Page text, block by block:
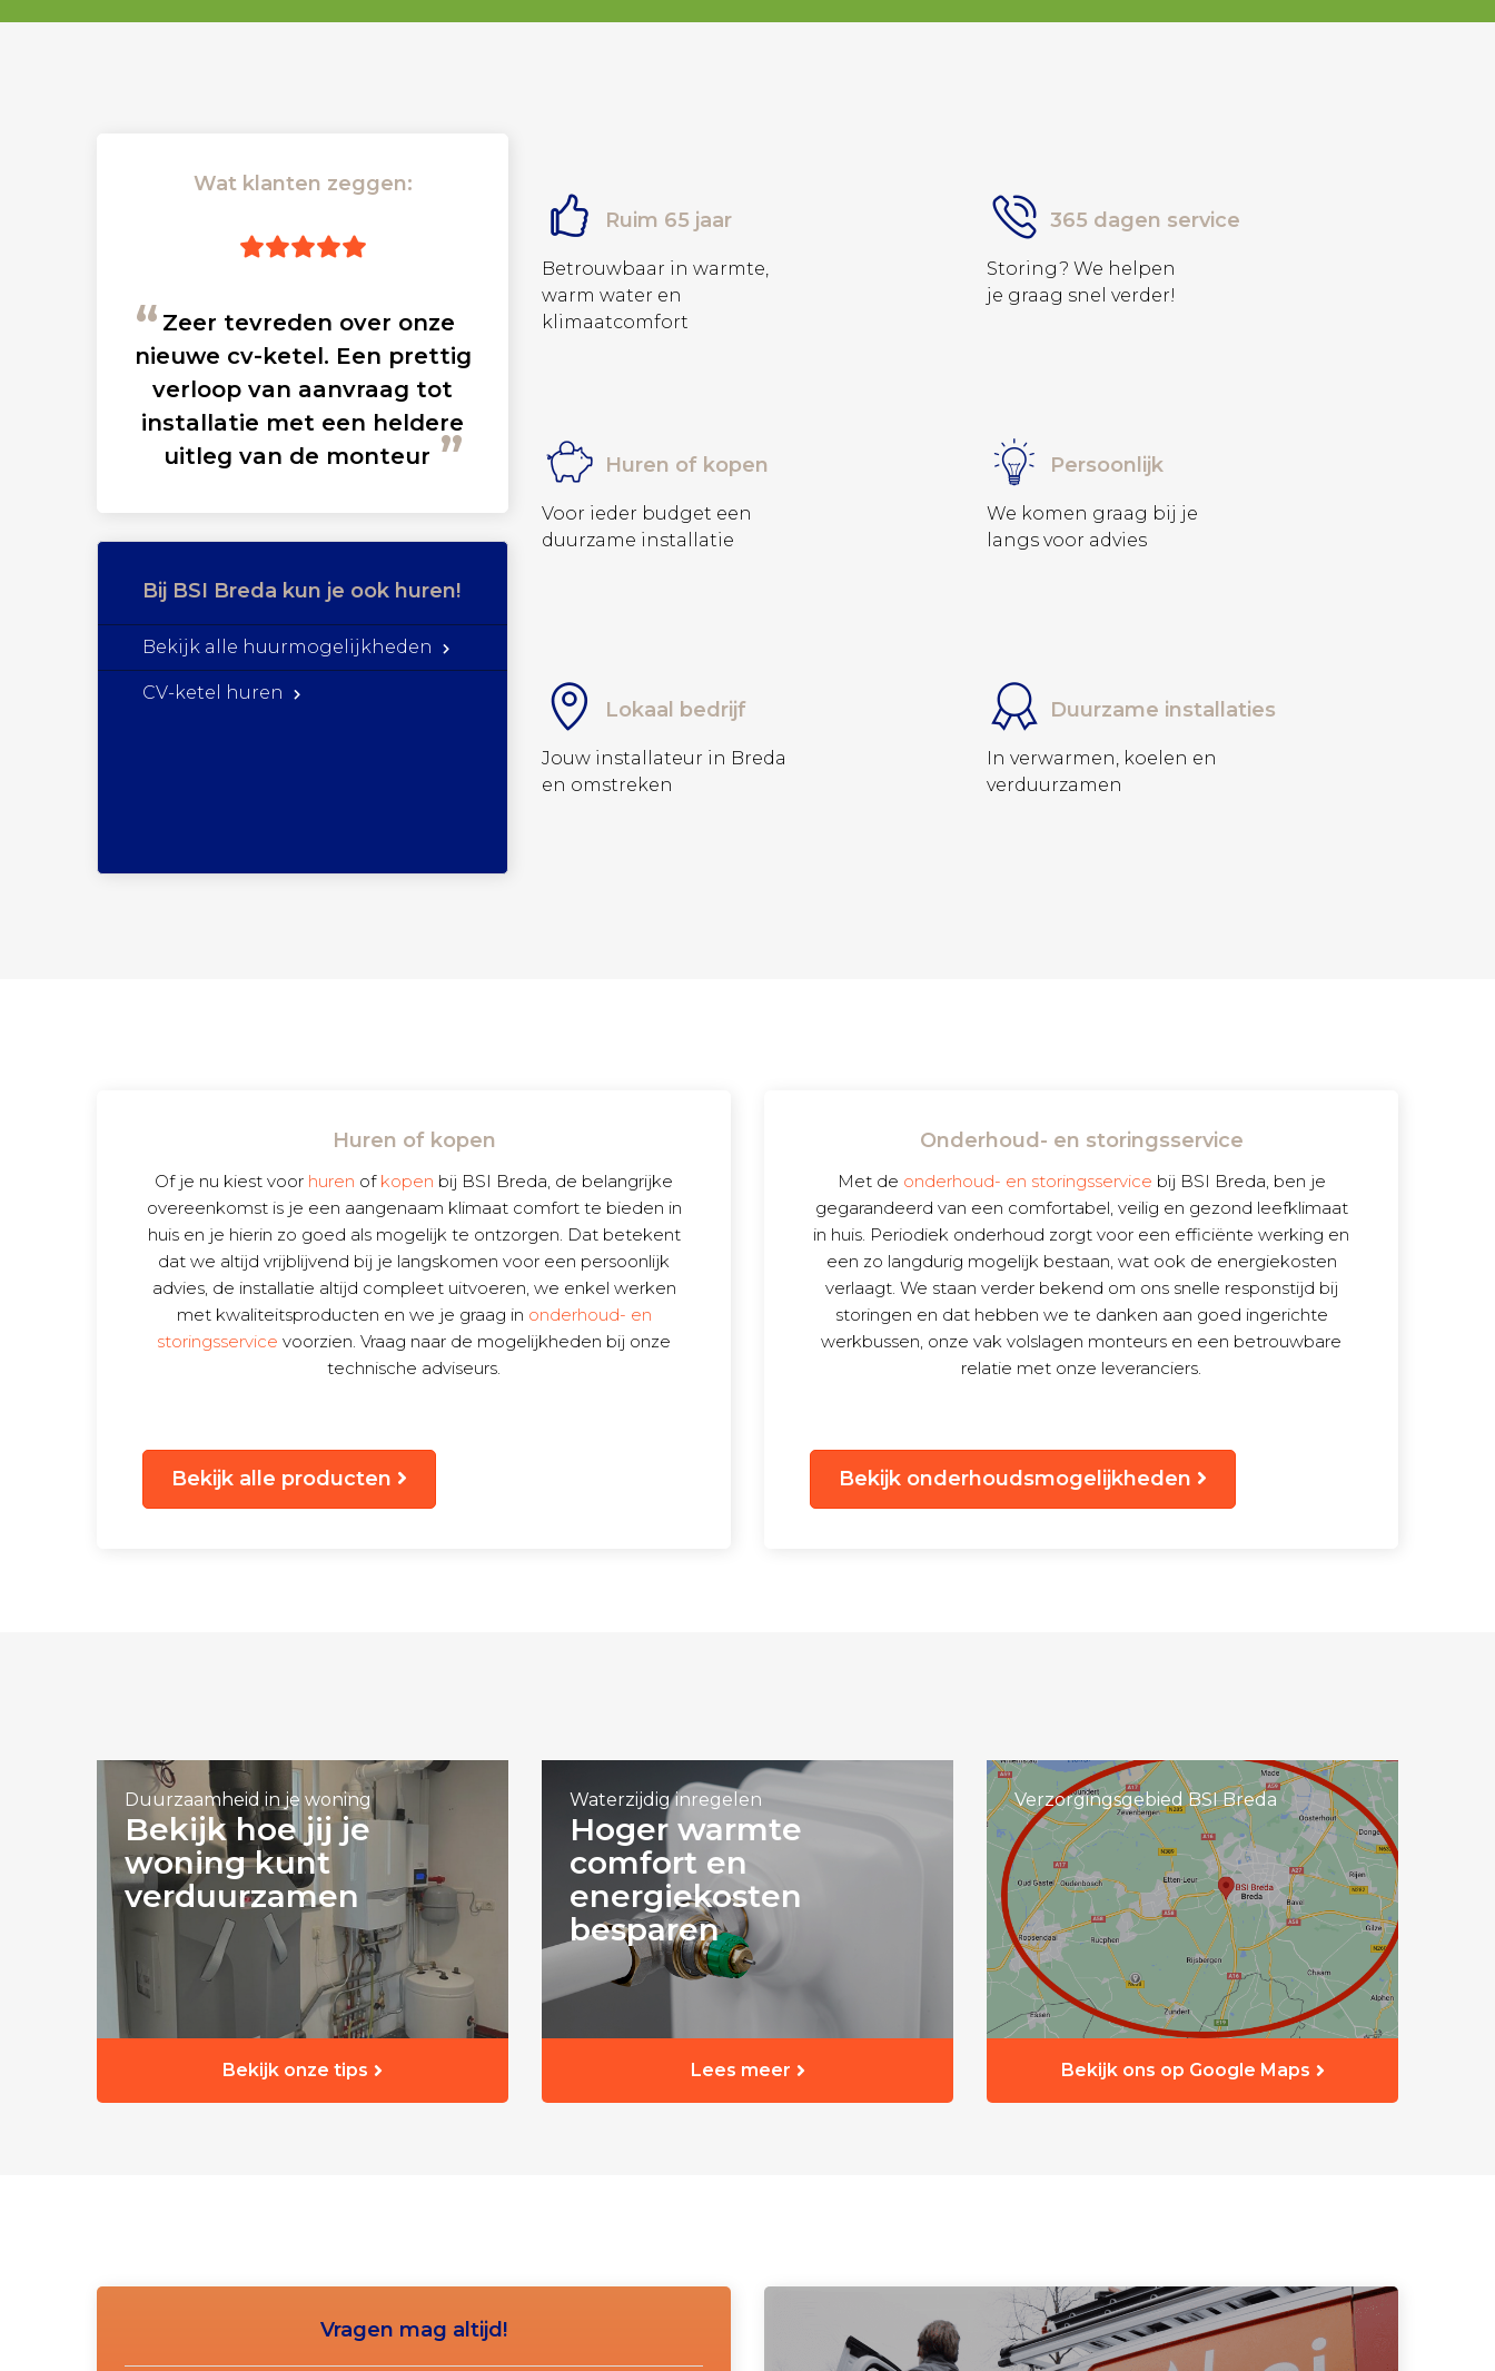
Wat klanten zeggen:
Zeer tevreden over onze
nieuwe cv-ketel. Een prettig
verloop van aanvraag tot
installatie met een heldere
uitleg van de monteur
Bij BSI Breda kun je ook huren!
Bekijk alle huurmogelijkheden
CV-ketel huren
Ruim 65 jaar
Betrouwbaar in warmte,
warm water en
klimaatcomfort
365 dagen service
Storing? We helpen
je graag snel verder!
Huren of kopen
Voor ieder budget een
duurzame installatie
Persoonlijk
We komen graag bij je
langs voor advies
Lokaal bedrijf
Jouw installateur in Breda
en omstreken
Duurzame installaties
In verwarmen, koelen en
verduurzamen
Huren of kopen
Of je nu kiest voor huren of kopen bij BSI Breda, de belangrijke
overeenkomst is je een aangenaam klimaat comfort te bieden in
huis en je hierin zo goed als mogelijk te ontzorgen. Dat betekent
dat we altijd vrijblijvend bij je langskomen voor een persoonlijk
advies, de installatie altijd compleet uitvoeren, we enkel werken
met kwaliteitsproducten en we je graag in onderhoud- en
storingsservice voorzien. Vraag naar de mogelijkheden bij onze
technische adviseurs.
Bekijk alle producten
Onderhoud- en storingsservice
Met de onderhoud- en storingsservice bij BSI Breda, ben je
gegarandeerd van een comfortabel, veilig en gezond leefklimaat
in huis. Periodiek onderhoud zorgt voor een efficiënte werking en
een zo langdurig mogelijk bestaan, wat ook de energiekosten
verlaagt. We staan verder bekend om ons snelle responstijd bij
storingen en dat hebben we te danken aan goed ingerichte
werkbussen, onze vak volslagen monteurs en een betrouwbare
relatie met onze leveranciers.
Bekijk onderhoudsmogelijkheden
Duurzaamheid in je woning
Bekijk hoe jij je
woning kunt
verduurzamen
Bekijk onze tips
Waterzijdig inregelen
Hoger warmte
comfort en
energiekosten
besparen
Lees meer
Verzorgingsgebied BSI Breda
Bekijk ons op Google Maps
Vragen mag altijd!